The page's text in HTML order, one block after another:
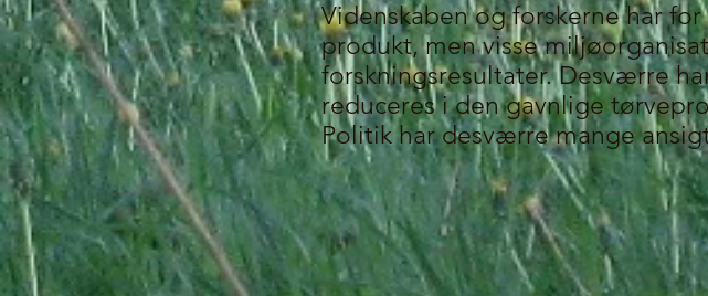
Videnskaben og forskerne har
produkt, men visse
forskningsresultater. Desværre
reduceres i den gavnlige
Politik har desværre mange